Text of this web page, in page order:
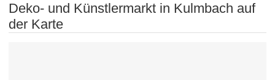
Deko- und Künstlermarkt in Kulmbach auf
der Karte